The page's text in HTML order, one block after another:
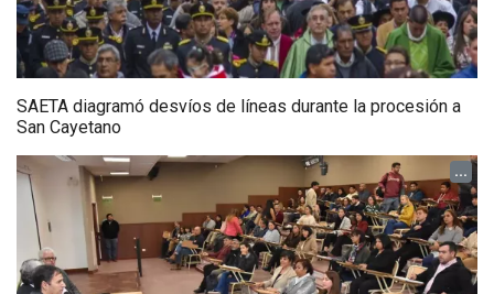
SAETA diagramó desvíos de líneas durante la procesión a
San Cayetano
...